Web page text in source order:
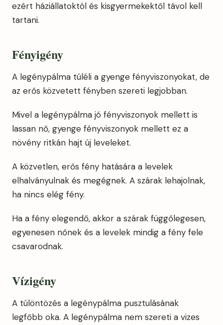
ezért háziállatoktól és kisgyermekektől távol kell
tartani.
Fényigény
A legénypálma túléli a gyenge fényviszonyokat, de
az erős közvetett fényben szereti legjobban.
Mivel a legénypálma jó fényviszonyok mellett is
lassan nő, gyenge fényviszonyok mellett ez a
növény ritkán hajt új leveleket.
A közvetlen, erős fény hatására a levelek
elhalványulnak és megégnek. A szárak lehajolnak,
ha nincs elég fény.
Ha a fény elegendő, akkor a szárak függőlegesen,
egyenesen nőnek és a levelek mindig a fény fele
csavarodnak.
Vízigény
A túlöntözés a legénypálma pusztulásának
legfőbb oka. A legénypálma nem szereti a vizes